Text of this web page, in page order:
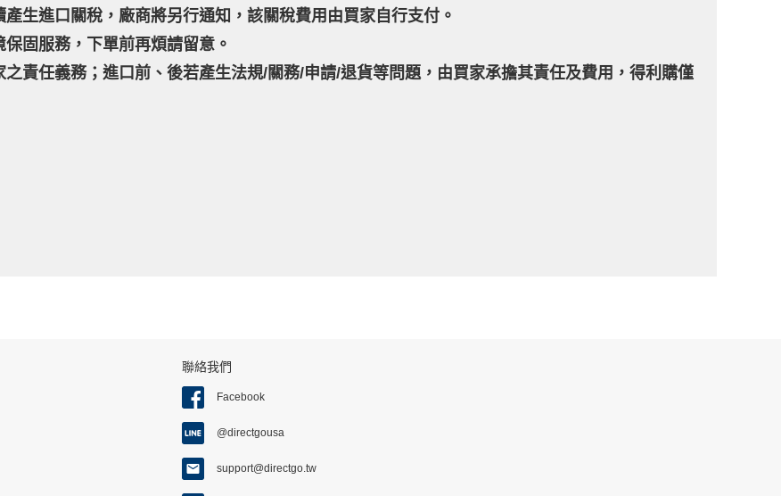
生進口關稅，廠商將另行通知，該關稅費用由買家自行支付。
固服務，下單前再煩請留意。
之責任義務；進口前、後若產生法規/關務/申請/退貨等問題，由買家承擔其責任及費用，得利購僅
聯絡我們
Facebook
@directgousa
support@directgo.tw